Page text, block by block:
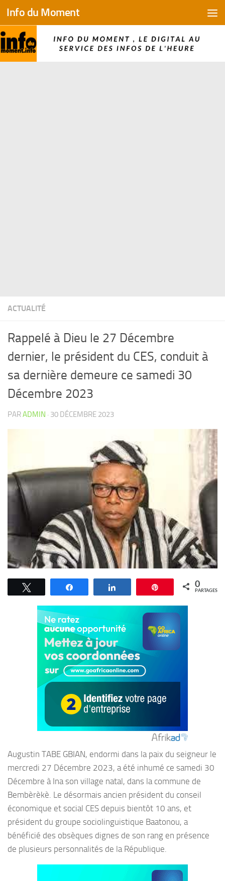
Skip to content
Info du Moment
ACTUALITÉ
Rappelé à Dieu le 27 Décembre
dernier, le président du CES, conduit à
sa dernière demeure ce samedi 30
Décembre 2023
PARADMIN · 30 DÉCEMBRE 2023
Épingle 0
PARTAGES
Augustin TABE GBIAN, endormi dans la paix du seigneur le
mercredi 27 Décembre 2023, a été inhumé ce samedi 30
Décembre à Ina son village natal, dans la commune de
Bembèrèkè. Le désormais ancien président du conseil
économique et social CES depuis bientôt 10 ans, et
président du groupe sociolinguistique Baatonou, a
bénéficié des obsèques dignes de son rang en présence
de plusieurs personnalités de la République.